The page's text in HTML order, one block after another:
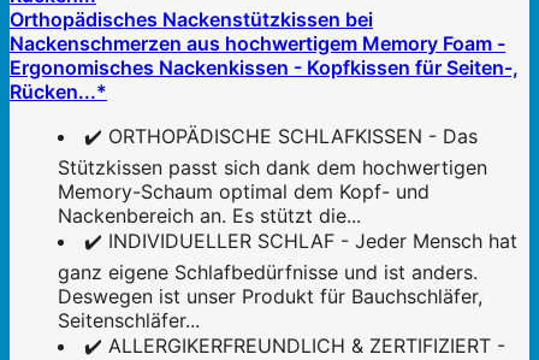
Orthopädisches Nackenstützkissen bei
Nackenschmerzen aus hochwertigem Memory Foam -
Ergonomisches Nackenkissen - Kopfkissen für Seiten-,
Rücken...*
✔️ ORTHOPÄDISCHE SCHLAFKISSEN - Das
Stützkissen passt sich dank dem hochwertigen
Memory-Schaum optimal dem Kopf- und
Nackenbereich an. Es stützt die...
✔️ INDIVIDUELLER SCHLAF - Jeder Mensch hat
ganz eigene Schlafbedürfnisse und ist anders.
Deswegen ist unser Produkt für Bauchschläfer,
Seitenschläfer...
✔️ ALLERGIKERFREUNDLICH & ZERTIFIZIERT -